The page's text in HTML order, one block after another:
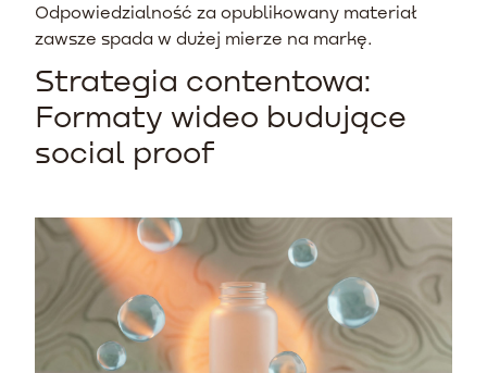
Odpowiedzialność za opublikowany materiał
zawsze spada w dużej mierze na markę.
Strategia contentowa:
Formaty wideo budujące
social proof